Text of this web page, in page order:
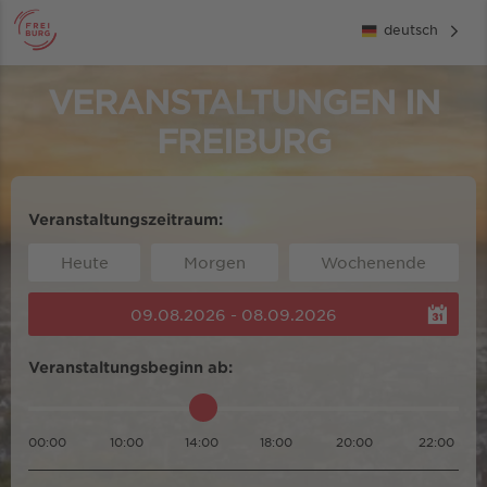
deutsch
VERANSTALTUNGEN IN
FREIBURG
Veranstaltungszeitraum:
Heute Morgen Wochenende
09.08.2026 - 08.09.2026
Veranstaltungsbeginn ab:
00:00 10:00 14:00 18:00 20:00 22:00